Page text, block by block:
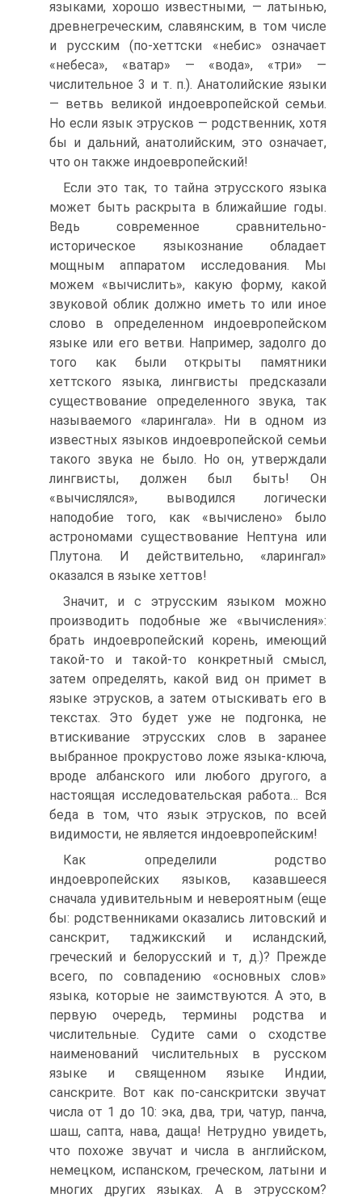
языками, хорошо известными, — латынью,
древнегреческим, славянским, в том числе
и русским (по-хеттски «небис» означает
«небеса», «ватар» — «вода», «три» —
числительное 3 и т. п.). Анатолийские языки
— ветвь великой индоевропейской семьи.
Но если язык этрусков — родственник, хотя
бы и дальний, анатолийским, это означает,
что он также индоевропейский!
Если это так, то тайна этрусского языка
может быть раскрыта в ближайшие годы.
Ведь современное сравнительно-
историческое языкознание обладает
мощным аппаратом исследования. Мы
можем «вычислить», какую форму, какой
звуковой облик должно иметь то или иное
слово в определенном индоевропейском
языке или его ветви. Например, задолго до
того как были открыты памятники
хеттского языка, лингвисты предсказали
существование определенного звука, так
называемого «ларингала». Ни в одном из
известных языков индоевропейской семьи
такого звука не было. Но он, утверждали
лингвисты, должен был быть! Он
«вычислялся», выводился логически
наподобие того, как «вычислено» было
астрономами существование Нептуна или
Плутона. И действительно, «ларингал»
оказался в языке хеттов!
Значит, и с этрусским языком можно
производить подобные же «вычисления»:
брать индоевропейский корень, имеющий
такой-то и такой-то конкретный смысл,
затем определять, какой вид он примет в
языке этрусков, а затем отыскивать его в
текстах. Это будет уже не подгонка, не
втискивание этрусских слов в заранее
выбранное прокрустово ложе языка-ключа,
вроде албанского или любого другого, а
настоящая исследовательская работа… Вся
беда в том, что язык этрусков, по всей
видимости, не является индоевропейским!
Как определили родство
индоевропейских языков, казавшееся
сначала удивительным и невероятным (еще
бы: родственниками оказались литовский и
санскрит, таджикский и исландский,
греческий и белорусский и т, д.)? Прежде
всего, по совпадению «основных слов»
языка, которые не заимствуются. А это, в
первую очередь, термины родства и
числительные. Судите сами о сходстве
наименований числительных в русском
языке и священном языке Индии,
санскрите. Вот как по-санскритски звучат
числа от 1 до 10: эка, два, три, чатур, панча,
шаш, сапта, нава, даща! Нетрудно увидеть,
что похоже звучат и числа в английском,
немецком, испанском, греческом, латыни и
многих других языках. А в этрусском?